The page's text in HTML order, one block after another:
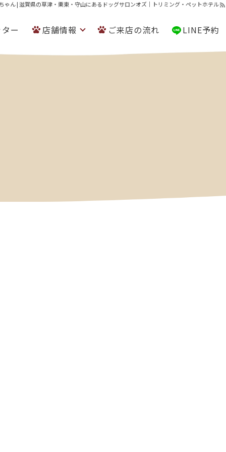
ゃん | 滋賀県の草津・栗東・守山にあるドッグサロンオズ｜トリミング・ペットホテル
ー 店舗情報 ご来店の流れ LINE予約